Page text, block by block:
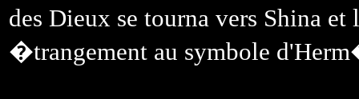
des Dieux se tourna vers Shina
�trangement au symbole